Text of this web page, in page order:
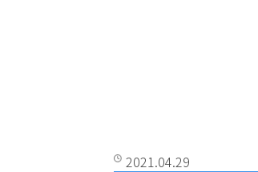
2021.04.29